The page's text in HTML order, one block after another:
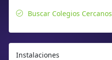
Buscar Colegios Cercanos
Instalaciones